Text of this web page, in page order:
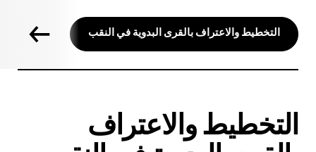
التخطيط والاعتراف بالقرى البدوية في النقب الخطة
التخطيط والاعتراف